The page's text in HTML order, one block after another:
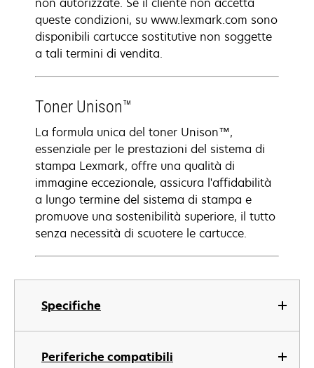
Specifiche
Periferiche compatibili
queste condizioni, su www.lexmark.com sono
disponibili cartucce sostitutive non soggette
a tali termini di vendita.
Toner Unison™
La formula unica del toner Unison™,
essenziale per le prestazioni del sistema di
stampa Lexmark, offre una qualità di
immagine eccezionale, assicura l'affidabilità
a lungo termine del sistema di stampa e
promuove una sostenibilità superiore, il tutto
senza necessità di scuotere le cartucce.